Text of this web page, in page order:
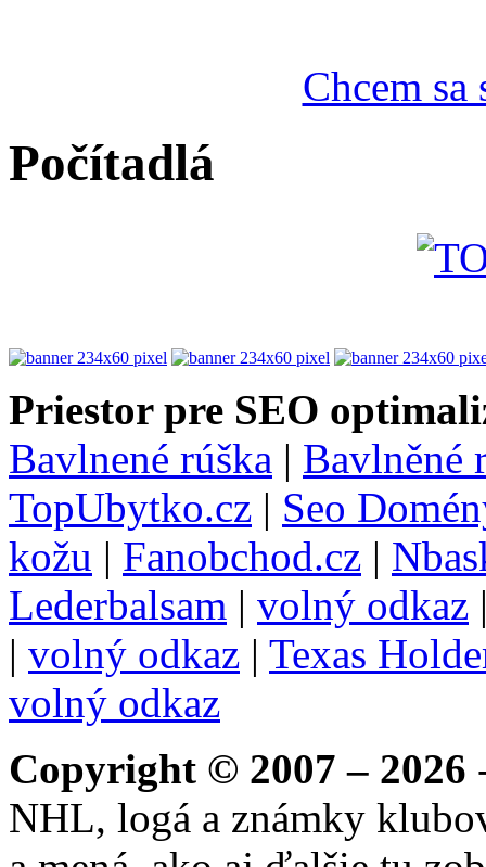
Chcem
Počítadlá
Priestor pre SEO
Bavlnené rúška | Bavlněné
TopUbytko.cz | Seo
kožu | Fanobchod.cz |
Lederbalsam | volný odkaz
| volný odkaz | Texas
volný odkaz
Copyright © 2007 – 2026
NHL, logá a známky